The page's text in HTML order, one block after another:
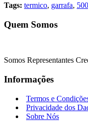
Tags: termico, garrafa,
Quem Somos
Somos Representantes
Informações
Termos e
Privacidade dos
Sobre Nós